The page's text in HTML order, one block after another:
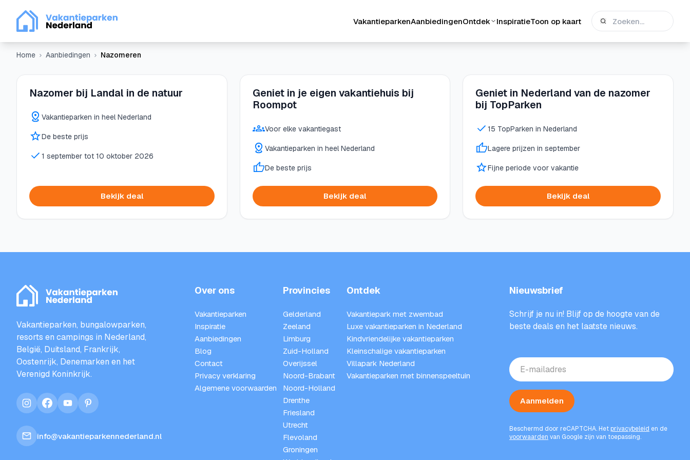
VakantieparkenAanbiedingenOntdek InspiratieToon op kaart
Home Aanbiedingen Nazomeren
Nazomer bij Landal in de natuur
Vakantieparken in heel Nederland
De beste prijs
1 september tot 10 oktober 2026
Bekijk deal
Geniet in je eigen vakantiehuis bij
Roompot
Voor elke vakantiegast
Vakantieparken in heel Nederland
De beste prijs
Bekijk deal
Geniet in Nederland van de nazomer
bij TopParken
15 TopParken in Nederland
Lagere prijzen in september
Fijne periode voor vakantie
Bekijk deal
Vakantieparken, bungalowparken,
resorts en campings in Nederland,
België, Duitsland, Frankrijk,
Oostenrijk, Denemarken en het
Verenigd Koninkrijk.
instagramfacebookyoutubepinterest
info@vakantieparkennederland.nl
Over ons
Vakantieparken
Inspiratie
Aanbiedingen
Blog
Contact
Privacy verklaring
Algemene voorwaarden
Provincies
Gelderland
Zeeland
Limburg
Zuid-Holland
Overijssel
Noord-Brabant
Noord-Holland
Drenthe
Friesland
Utrecht
Flevoland
Groningen
Ontdek
Vakantiepark met zwembad
Luxe vakantieparken in Nederland
Kindvriendelijke vakantieparken
Kleinschalige vakantieparken
Villapark Nederland
Vakantieparken met binnenspeeltuin
Nieuwsbrief
Schrijf je nu in! Blijf op de hoogte van de
beste deals en het laatste nieuws.
E-
mailadres
Aanmelden
Beschermd door reCAPTCHA. Het privacybeleid en de
voorwaarden van Google zijn van toepassing.